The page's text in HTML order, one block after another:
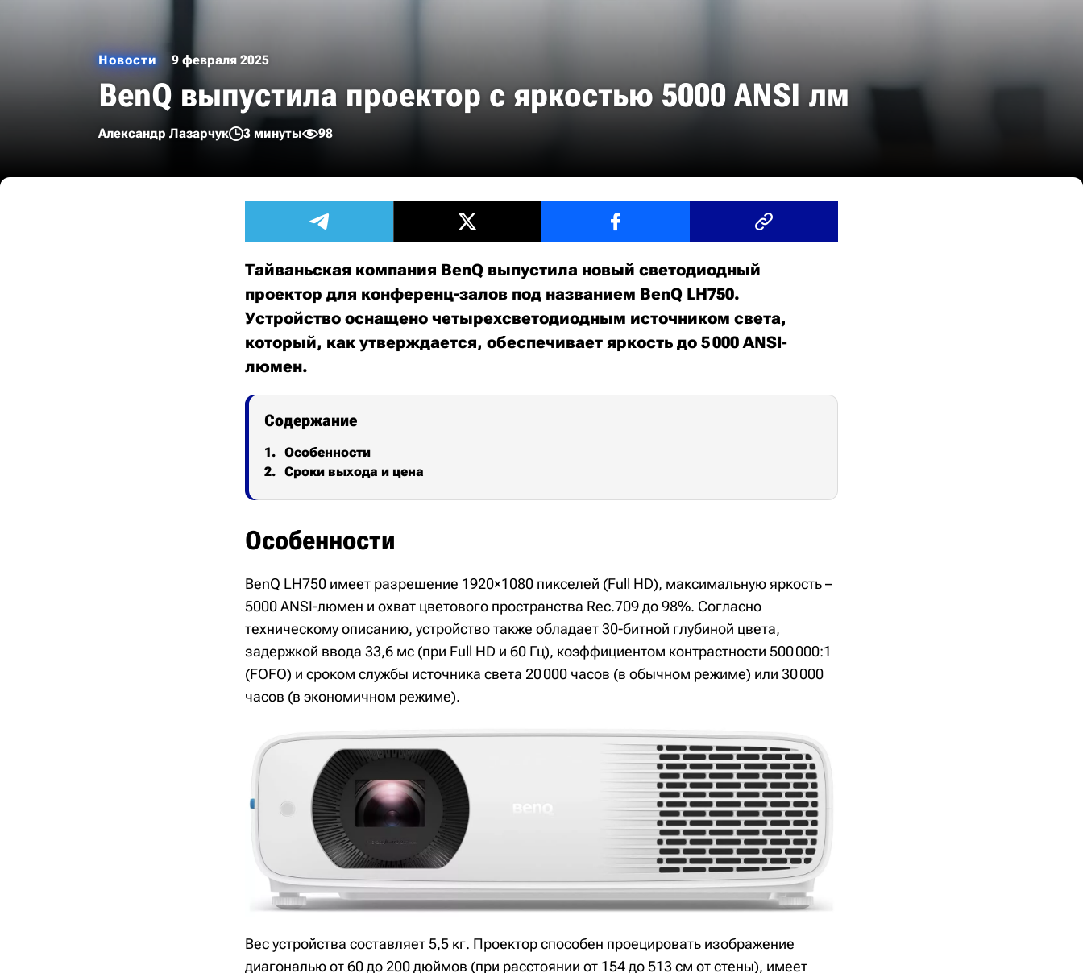
Новости 9 февраля 2025
BenQ выпустила проектор с яркостью 5000 ANSI лм
Александр Лазарчук 3 минуты 98
Тайваньская компания BenQ выпустила новый светодиодный
проектор для конференц-залов под названием BenQ LH750.
Устройство оснащено четырехсветодиодным источником света,
который, как утверждается, обеспечивает яркость до 5 000 ANSI-
люмен.
Содержание
Особенности
Сроки выхода и цена
Особенности
BenQ LH750 имеет разрешение 1920×1080 пикселей (Full HD), максимальную яркость –
5000 ANSI-люмен и охват цветового пространства Rec.709 до 98%. Согласно
техническому описанию, устройство также обладает 30-битной глубиной цвета,
задержкой ввода 33,6 мс (при Full HD и 60 Гц), коэффициентом контрастности 500 000:1
(FOFO) и сроком службы источника света 20 000 часов (в обычном режиме) или 30 000
часов (в экономичном режиме).
Вес устройства составляет 5,5 кг. Проектор способен проецировать изображение
диагональю от 60 до 200 дюймов (при расстоянии от 154 до 513 см от стены), имеет